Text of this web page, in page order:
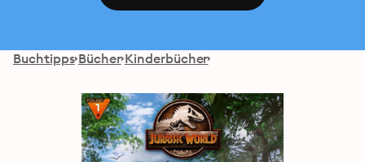
Buchtipps Bücher Kinderbücher